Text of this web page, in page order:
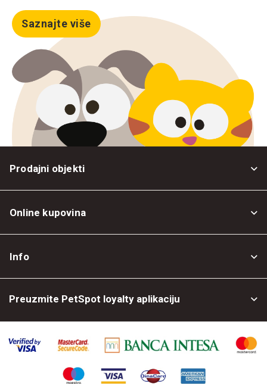
Saznajte više
Prodajni objekti
Online kupovina
Info
Preuzmite PetSpot loyalty aplikaciju